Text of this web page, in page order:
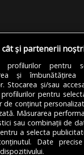
COOKIES
și partenerii
profilurilor pentru
și îmbunătățirea
Stocarea și/sau
pentru
de conținut
Măsurarea
sau combinații de
a selecta
Date